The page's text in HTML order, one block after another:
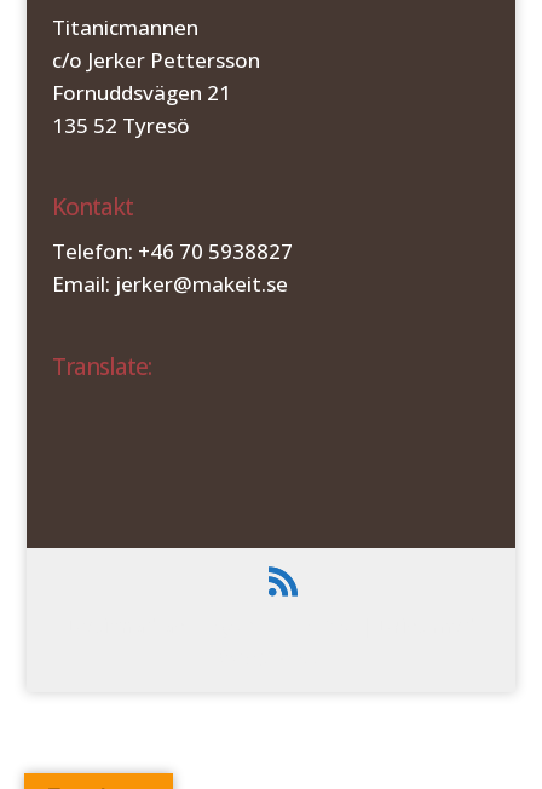
Titanicmannen
c/o Jerker Pettersson
Fornuddsvägen 21
135 52 Tyresö
Kontakt
Telefon: +46 70 5938827
Email: jerker@makeit.se
Translate: